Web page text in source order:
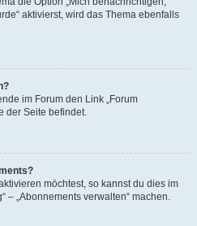
aktivierst, wird das Thema ebenfalls
im Forum den Link „Forum
der Seite befindet.
möchtest, so kannst du dies im
– „Abonnements verwalten“ machen.